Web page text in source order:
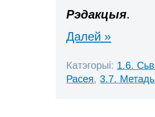
Рэдакцыя.
Далей »
Катэгорыі: 1.6.
Расея, 3.7.